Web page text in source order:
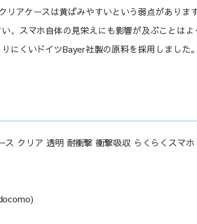
リアケースは黄ばみやすいという弱点がありま
、スマホ自体の見栄えにも影響が及ぶことは
にくいドイツBayer社製の原料を採用しました
ス クリア 透明 耐衝撃 衝撃吸収 らくらくスマ